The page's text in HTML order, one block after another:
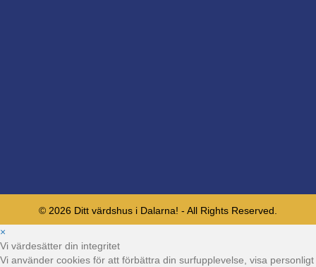
© 2026 Ditt värdshus i Dalarna! - All Rights Reserved.
×
Vi värdesätter din integritet
Vi använder cookies för att förbättra din surfupplevelse, visa personligt